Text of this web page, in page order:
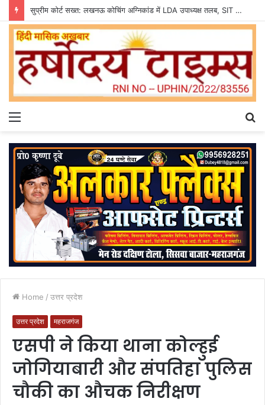
सुप्रीम कोर्ट सख्त: लखनऊ कोचिंग अग्निकांड में LDA उपाध्यक्ष तलब, SIT से मांगी सीलबंद रिपोर्ट
Menu
Home / उत्तर प्रदेश
उत्तर प्रदेश महराजगंज
एसपी ने किया थाना कोल्हुई
जोगियाबारी और संपतिहा पुलिस
चौकी का औचक निरीक्षण